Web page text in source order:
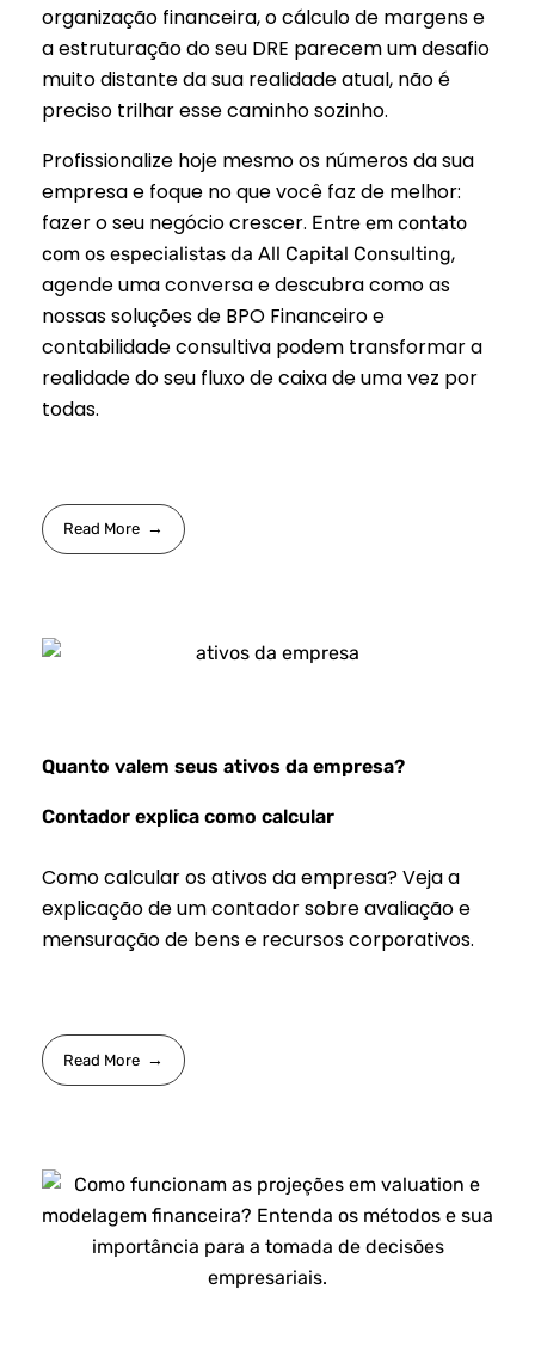
organização financeira, o cálculo de margens e
a estruturação do seu DRE parecem um desafio
muito distante da sua realidade atual, não é
preciso trilhar esse caminho sozinho.
Profissionalize hoje mesmo os números da sua
empresa e foque no que você faz de melhor:
fazer o seu negócio crescer. Entre em contato
com os especialistas da All Capital Consulting,
agende uma conversa e descubra como as
nossas soluções de BPO Financeiro e
contabilidade consultiva podem transformar a
realidade do seu fluxo de caixa de uma vez por
todas.
Read More
Quanto valem seus ativos da empresa?
Contador explica como calcular
Como calcular os ativos da empresa? Veja a
explicação de um contador sobre avaliação e
mensuração de bens e recursos corporativos.
Read More